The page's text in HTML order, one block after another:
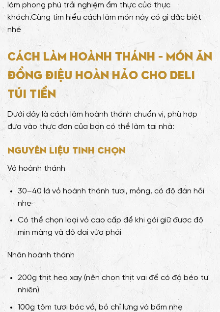
làm phong phú trải nghiệm ẩm thực của thực
khách.Cùng tìm hiểu cách làm món này có gì đặc biệt
nhé
Cách Làm Hoành Thánh – Món Ăn
Đồng Điệu Hoàn Hảo Cho Deli
Túi Tiền
Dưới đây là cách làm hoành thánh chuẩn vị, phù hợp
đưa vào thực đơn của bạn có thể làm tại nhà:
Nguyên liệu tinh chọn
Vỏ hoành thánh
30–40 lá vỏ hoành thánh tươi, mỏng, có độ đàn hồi
nhẹ
Có thể chọn loại vỏ cao cấp để khi gói giữ được độ
mịn màng và độ dai vừa phải
Nhân hoành thánh
200g thịt heo xay (nên chọn thịt vai để có độ béo tự
nhiên)
100g tôm tươi bóc vỏ, bỏ chỉ lưng và băm nhẹ